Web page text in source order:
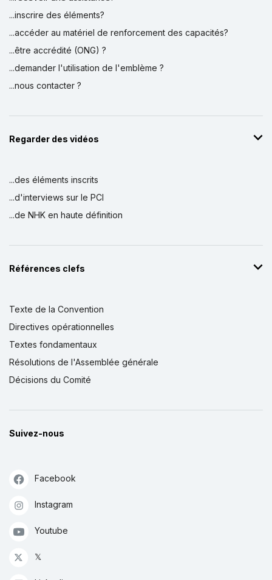
...inscrire des éléments?
...accéder au matériel de renforcement des capacités?
...être accrédité (ONG) ?
...demander l'utilisation de l'emblème ?
...nous contacter ?
Regarder des vidéos
...des éléments inscrits
...d'interviews sur le PCI
...de NHK en haute définition
Références clefs
Texte de la Convention
Directives opérationnelles
Textes fondamentaux
Résolutions de l'Assemblée générale
Décisions du Comité
Suivez-nous
Facebook
Instagram
Youtube
𝕏